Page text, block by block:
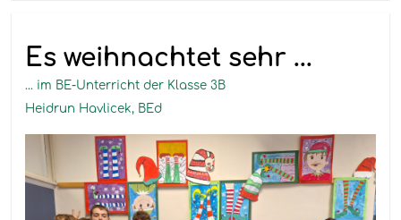
Es weihnachtet sehr ...
... im BE-Unterricht der Klasse 3B
Heidrun Havlicek, BEd